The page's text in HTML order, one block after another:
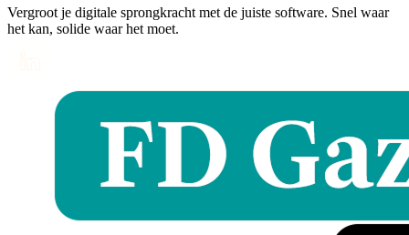
Vergroot je digitale sprongkracht met de juiste software. Snel waar
het kan, solide waar het moet.